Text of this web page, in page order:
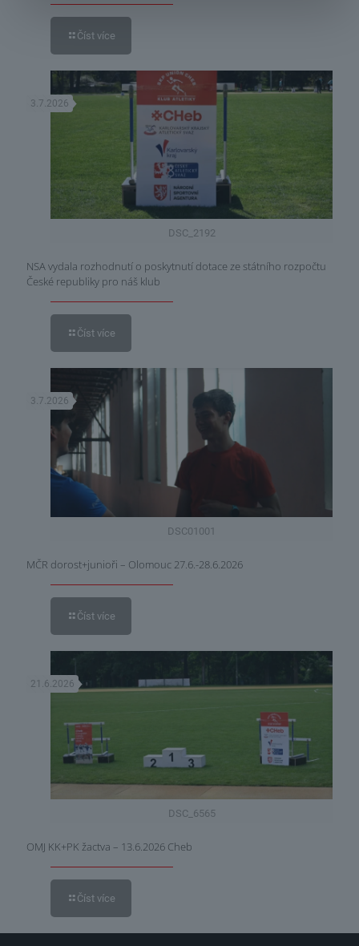
Číst více
DSC_2192
3.7.2026
NSA vydala rozhodnutí o poskytnutí dotace ze státního rozpočtu
České republiky pro náš klub
Číst více
DSC01001
3.7.2026
MČR dorost+junioři – Olomouc 27.6.-28.6.2026
Číst více
DSC_6565
21.6.2026
OMJ KK+PK žactva – 13.6.2026 Cheb
Číst více